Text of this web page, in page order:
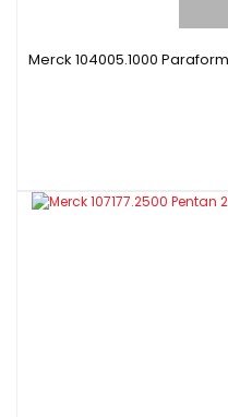
Merck 104005.1000